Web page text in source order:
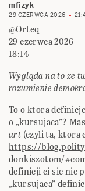
mfizyk
29 CZERWCA 2026
@Orteq
29 czerwca 2026
18:14
Wygląda na to ze
rozumienie
To o ktora
o „kursujaca”?
art (czyli ta, ktora
https://
donkiszotom/
definicji ci sie nie
„kursujaca”